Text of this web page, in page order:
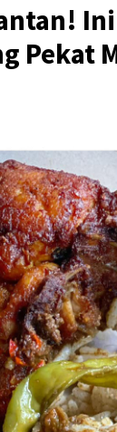
Pekat